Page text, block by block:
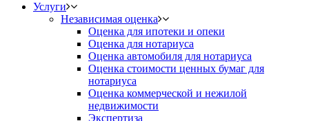
Услуги
Независимая оценка
Оценка для ипотеки и опеки
Оценка для нотариуса
Оценка автомобиля для нотариуса
Оценка стоимости ценных бумаг для
нотариуса
Оценка коммерческой и нежилой
недвижимости
Экспертиза